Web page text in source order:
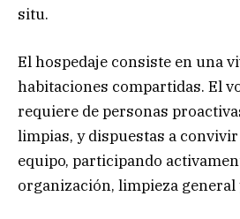
situ.
El hospedaje consiste en una
habitaciones compartidas. El
requiere de personas
limpias, y dispuestas a
equipo, participando
organización, limpieza general